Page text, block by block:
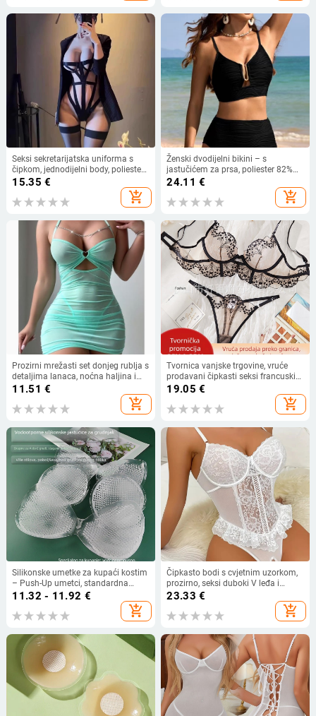
varijantama.
Seksi sekretarijatska uniforma s
čipkom, jednodijelni body, poliester
90–95%, za žene
15.35 €
add_shopping_cart
Ženski dvodijelni bikini – s
jastučićem za prsa, poliester 82%
uz podlogu 18%, 150 g, za plivanje i
24.11 €
add_shopping_cart
Prozirni mrežasti set donjeg rublja s
detaljima lanaca, noćna haljina i
tanga
11.51 €
add_shopping_cart
Tvornica vanjske trgovine, vruće
prodavani čipkasti seksi francuski
set donjeg rublja, uniforma, seksi
crno iskušenje, ultra tanka mreža
od čiste požude
19.05 €
add_shopping_cart
Silikonske umetke za kupaći kostim
– Push-Up umetci, standardna
debljina za jednodijelni kupaći
11.32 - 11.92 €
add_shopping_cart
Čipkasto bodi s cvjetnim uzorkom,
prozirno, seksi duboki V leđa i
izloženi pubični dio — poliester 95–
100%, tanka tkanina 121–140
g/m2, porijeklo Foshan, proljeće
23.33 €
add_shopping_cart